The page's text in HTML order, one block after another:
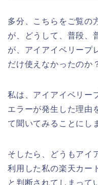
多分、こちらをご覧の
が、どうして、普段、
が、アイアイベリープ
だけ使えなかったのか
私は、アイアイベリー
エラーが発生した理由
て聞いてみることにし
そしたら、どうもアイ
利用した私の楽天カー
と判断されてしまって